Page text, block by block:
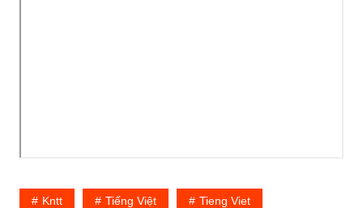
Kntt Tiếng Việt Tieng Viet